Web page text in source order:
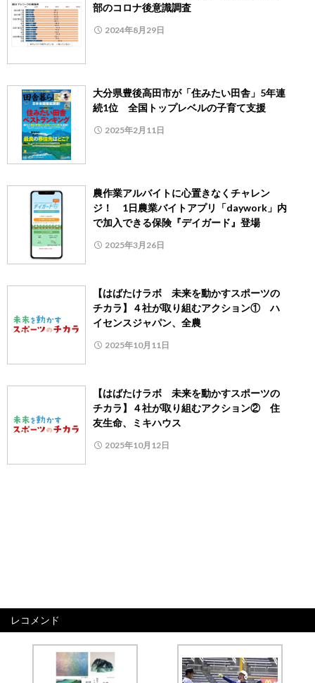
部のコロナ後意識調査
2024年8月29日
大分県豊後高田市が「住みたい田舎」5年連
続1位 全国トップレベルの子育て支援
2025年2月11日
農作業アルバイトに心置きなくチャレン
ジ！ 1日農業バイトアプリ「daywork」内
で加入できる保険『デイガード』登場
2025年3月26日
【はばたけラボ 未来を動かすスポーツの
チカラ】４社が取り組むアクション① ハ
イセンスジャパン、全農
2025年10月11日
【はばたけラボ 未来を動かすスポーツの
チカラ】４社が取り組むアクション② 住
友生命、ミキハウス
2025年10月12日
レコメンド